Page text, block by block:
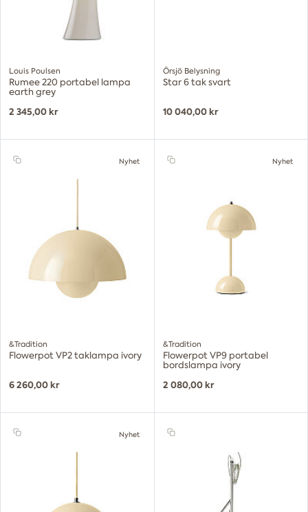
Louis Poulsen
Rumee 220 portabel lampa
earth grey
2 345,00 kr
Örsjö Belysning
Star 6 tak svart
10 040,00 kr
Nyhet
&Tradition
Flowerpot VP2 taklampa ivory
6 260,00 kr
Nyhet
&Tradition
Flowerpot VP9 portabel
bordslampa ivory
2 080,00 kr
Nyhet